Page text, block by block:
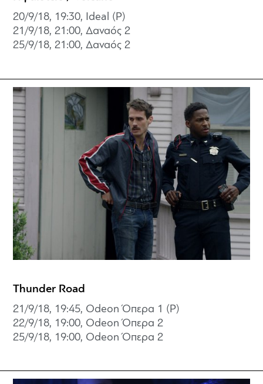
20/9/18, 19:30, Ideal (P)
21/9/18, 21:00,Δαναός 2
25/9/18, 21:00,Δαναός 2
Thunder Road
21/9/18, 19:45, Odeon Όπερα 1 (P)
22/9/18, 19:00, Odeon Όπερα 2
25/9/18, 19:00, Odeon Όπερα 2